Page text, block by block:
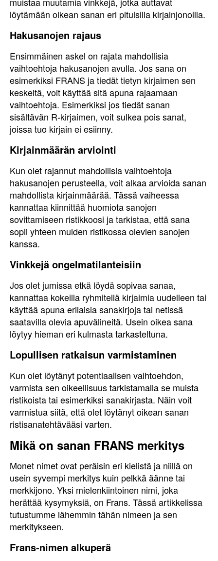
löytämään oikean sanan eri pituisilla kirjainjonoilla.
Hakusanojen rajaus
Ensimmäinen askel on rajata mahdollisia
vaihtoehtoja hakusanojen avulla. Jos sana on
esimerkiksi FRANS ja tiedät tietyn kirjaimen sen
keskeltä, voit käyttää sitä apuna rajaamaan
vaihtoehtoja. Esimerkiksi jos tiedät sanan
sisältävän R-kirjaimen, voit sulkea pois sanat,
joissa tuo kirjain ei esiinny.
Kirjainmäärän arviointi
Kun olet rajannut mahdollisia vaihtoehtoja
hakusanojen perusteella, voit alkaa arvioida sanan
mahdollista kirjainmäärää. Tässä vaiheessa
kannattaa kiinnittää huomiota sanojen
sovittamiseen ristikkoosi ja tarkistaa, että sana
sopii yhteen muiden ristikossa olevien sanojen
kanssa.
Vinkkejä ongelmatilanteisiin
Jos olet jumissa etkä löydä sopivaa sanaa,
kannattaa kokeilla ryhmitellä kirjaimia uudelleen tai
käyttää apuna erilaisia sanakirjoja tai netissä
saatavilla olevia apuvälineitä. Usein oikea sana
löytyy hieman eri kulmasta tarkasteltuna.
Lopullisen ratkaisun varmistaminen
Kun olet löytänyt potentiaalisen vaihtoehdon,
varmista sen oikeellisuus tarkistamalla se muista
ristikoista tai esimerkiksi sanakirjasta. Näin voit
varmistua siitä, että olet löytänyt oikean sanan
ristisanatehtävääsi varten.
Mikä on sanan FRANS merkitys
Monet nimet ovat peräisin eri kielistä ja niillä on
usein syvempi merkitys kuin pelkkä äänne tai
merkkijono. Yksi mielenkiintoinen nimi, joka
herättää kysymyksiä, on Frans. Tässä artikkelissa
tutustumme lähemmin tähän nimeen ja sen
merkitykseen.
Frans-nimen alkuperä